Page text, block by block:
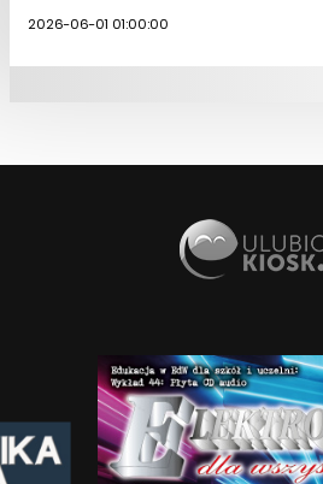
2026-06-01 01:00:00